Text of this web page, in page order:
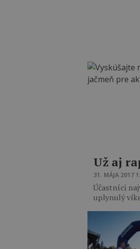
Už aj
31. MÁJA 2017
Účastníci
uplynulý